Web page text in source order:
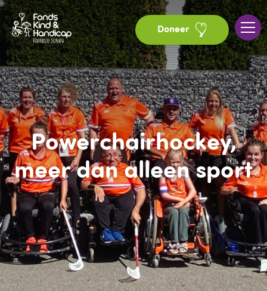
Doneer
Powerchairhockey,
meer dan alleen sport